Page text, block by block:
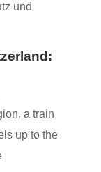
und
a train
up to the